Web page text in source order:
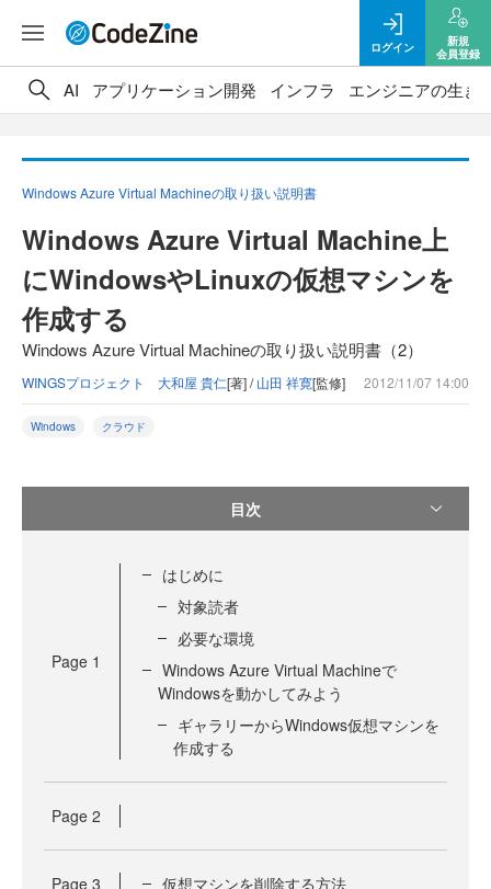
ログイン
新規
会員登録
AI アプリケーション開発 インフラ エンジニアの生き
Windows Azure Virtual Machineの取り扱い説明書
Windows Azure Virtual Machine上
にWindowsやLinuxの仮想マシンを
作成する
Windows Azure Virtual Machineの取り扱い説明書（2）
WINGSプロジェクト 大和屋 貴仁[著] /山田 祥寛[監修] 2012/11/07 14:00
Windows クラウド
目次
Page 1
はじめに
対象読者
必要な環境
Windows Azure Virtual Machineで
Windowsを動かしてみよう
ギャラリーからWindows仮想マシンを
作成する
Page 2
Page 3 仮想マシンを削除する方法